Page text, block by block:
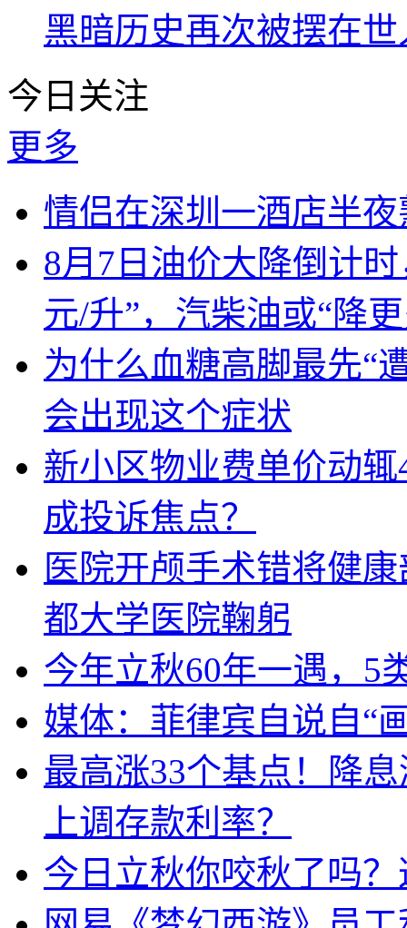
黑暗历史再次被摆在
今日关注
更多
情侣在深圳一酒店半
8月7日油价大降倒计
元/升”，汽柴油或“降
为什么血糖高脚最先“
会出现这个症状
新小区物业费单价动
成投诉焦点？
医院开颅手术错将健
都大学医院鞠躬
今年立秋60年一遇，5
媒体：菲律宾自说自“
最高涨33个基点！降
上调存款利率？
今日立秋你咬秋了吗